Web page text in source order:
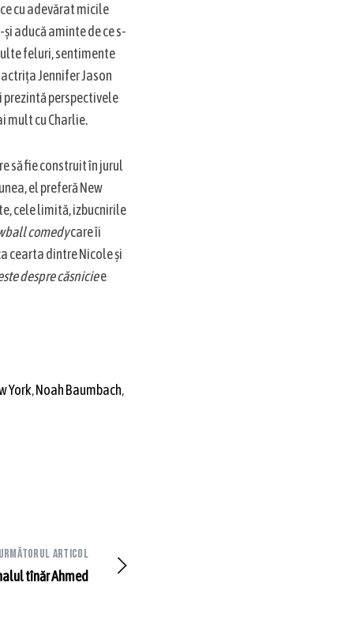
cu adevărat micile
aducă aminte de ce s-
feluri, sentimente
Jennifer Jason
prezintă perspectivele
mult cu Charlie.
să fie construit în jurul
el preferă New
cele limită, izbucnirile
comedycare îi
cearta dintre Nicole și
despre căsniciee
York,Noah Baumbach,
Următorul articol
tînăr Ahmed